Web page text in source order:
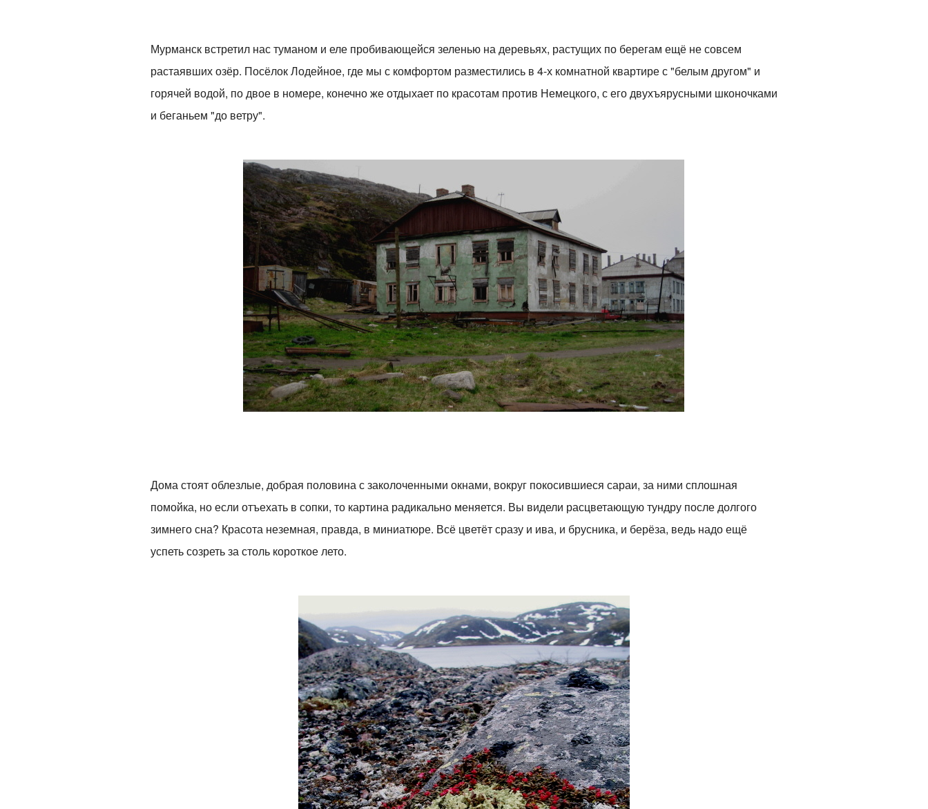
Мурманск встретил нас туманом и еле пробивающейся зеленью на деревьях, растущих по берегам ещё не совсем
растаявших озёр. Посёлок Лодейное, где мы с комфортом разместились в 4-х комнатной квартире с "белым другом" и
горячей водой, по двое в номере, конечно же отдыхает по красотам против Немецкого, с его двухъярусными шконочками
и беганьем "до ветру".
Дома стоят облезлые, добрая половина с заколоченными окнами, вокруг покосившиеся сараи, за ними сплошная
помойка, но если отъехать в сопки, то картина радикально меняется. Вы видели расцветающую тундру после долгого
зимнего сна? Красота неземная, правда, в миниатюре. Всё цветёт сразу и ива, и брусника, и берёза, ведь надо ещё
успеть созреть за столь короткое лето.